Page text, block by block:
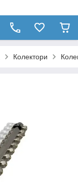
Колектори